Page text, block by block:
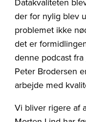
Datakvaliteten
der for nylig blev
problemet ikke
det er
denne podcast fra
Peter Brodersen
arbejde med
Vi bliver rigere af